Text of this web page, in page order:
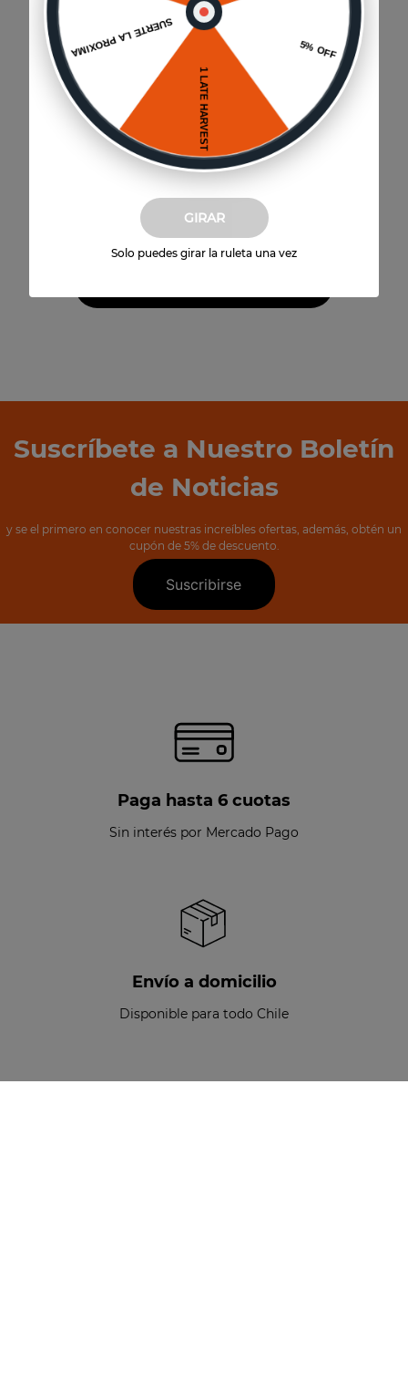
Vista previa
45.
Suscríbete a Nuestro Boletín
de Noticias
y se el primero en conocer nuestras increíbles ofertas, además, obtén un
cupón de 5% de descuento.
Suscribirse
Paga hasta 6 cuotas
Sin interés por Mercado Pago
Envío a domicilio
Disponible para todo Chile
GIRAR
Solo puedes girar la ruleta una vez